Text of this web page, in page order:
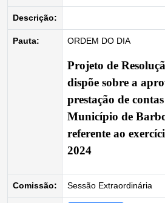
Descrição:
Pauta: ORDEM DO DIA
Projeto de
dispõe sobre a
prestação de
Município de
referente ao
2024
Comissão: Sessão Extraordinária